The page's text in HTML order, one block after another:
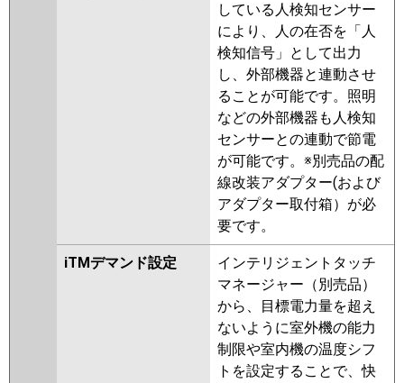
している人検知センサー
により、人の在否を「人
検知信号」として出力
し、外部機器と連動させ
ることが可能です。照明
などの外部機器も人検知
センサーとの連動で節電
が可能です。※別売品の配
線改装アダプター(および
アダプター取付箱）が必
要です。
iTMデマンド設定
インテリジェントタッチ
マネージャー（別売品）
から、目標電力量を超え
ないように室外機の能力
制限や室内機の温度シフ
トを設定することで、快